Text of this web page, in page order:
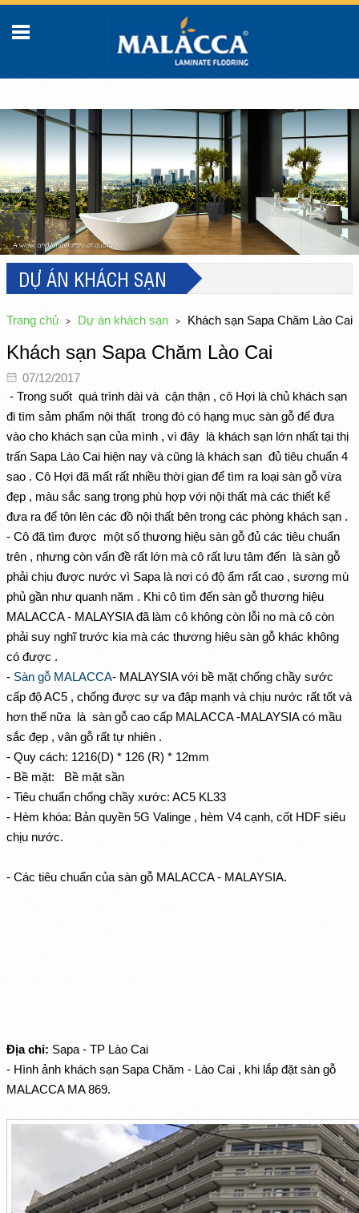
DỰ ÁN KHÁCH SẠN
Trang chủ Dự án khách sạn Khách sạn Sapa Chăm Lào Cai
Khách sạn Sapa Chăm Lào Cai
07/12/2017
- Trong suốt quá trình dài và cận thận , cô Hợi là chủ khách sạn
đi tìm sảm phẩm nội thất trong đó có hạng mục sàn gỗ để đưa
vào cho khách sạn của mình , vì đây là khách sạn lớn nhất tại thị
trấn Sapa Lào Cai hiện nay và cũng là khách sạn đủ tiêu chuẩn 4
sao . Cô Hợi đã mất rất nhiều thời gian để tìm ra loại sàn gỗ vừa
đẹp , màu sắc sang trọng phù hợp với nội thất mà các thiết kế
đưa ra để tôn lên các đồ nội thất bên trong các phòng khách sạn .
- Cô đã tìm được một số thương hiệu sàn gỗ đủ các tiêu chuẩn
trên , nhưng còn vấn đề rất lớn mà cô rất lưu tâm đến là sàn gỗ
phải chịu được nước vì Sapa là nơi có độ ẩm rất cao , sương mù
phủ gần như quanh năm . Khi cô tìm đến sàn gỗ thương hiệu
MALACCA - MALAYSIA đã làm cô không còn lỗi no mà cô còn
phải suy nghĩ trước kia mà các thương hiệu sàn gỗ khác không
có được .
- Sàn gỗ MALACCA- MALAYSIA với bề mặt chống chầy sước
cấp độ AC5 , chống được sự va đập mạnh và chịu nước rất tốt và
hơn thế nữa là sàn gỗ cao cấp MALACCA -MALAYSIA có mầu
sắc đẹp , vân gỗ rất tự nhiên .
- Quy cách: 1216(D) * 126 (R) * 12mm
- Bề mặt: Bề mặt sần
- Tiêu chuẩn chống chầy xước: AC5 KL33
- Hèm khóa: Bản quyền 5G Valinge , hèm V4 cạnh, cốt HDF siêu
chịu nước.
- Các tiêu chuẩn của sàn gỗ MALACCA - MALAYSIA.
Địa chỉ: Sapa - TP Lào Cai
- Hình ảnh khách sạn Sapa Chăm - Lào Cai , khi lắp đặt sàn gỗ
MALACCA MA 869.